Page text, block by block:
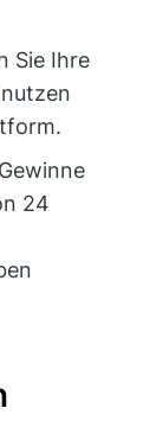
Sie Ihre
24